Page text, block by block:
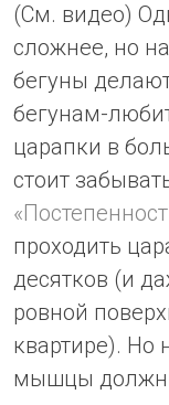
(См. видео)
сложнее, но
бегуны
бегунам-
царапки в
стоит
проходить
десятков (и
ровной
квартире). Но
мышцы